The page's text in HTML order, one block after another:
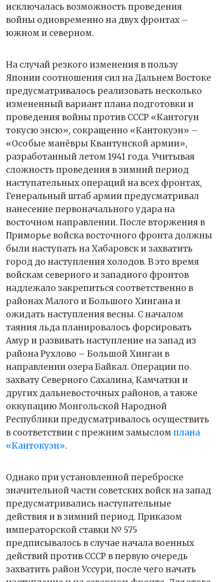
исключалась возможность проведения
войны одновременно на двух фронтах –
южном и северном.
На случай резкого изменения в пользу
Японии соотношения сил на Дальнем Востоке
предусматривалось реализовать несколько
измененный вариант плана подготовки и
проведения войны против СССР «Кантогун
токусю энсю», сокращенно «Кантокуэн» –
«Особые манёвры Квантунской армии»,
разработанный летом 1941 года. Учитывая
сложность проведения в зимний период
наступательных операций на всех фронтах,
Генеральный штаб армии предусматривал
нанесение первоначального удара на
восточном направлении. После вторжения в
Приморье войска восточного фронта должны
были наступать на Хабаровск и захватить
город до наступления холодов. В это время
войскам северного и западного фронтов
надлежало закрепиться соответственно в
районах Малого и Большого Хингана и
ожидать наступления весны. С началом
таяния льда планировалось форсировать
Амур и развивать наступление на запад из
района Рухлово – Большой Хинган в
направлении озера Байкал. Операции по
захвату Северного Сахалина, Камчатки и
других дальневосточных районов, а также
оккупацию Монгольской Народной
Республики предусматривалось осуществить
в соответствии с прежним замысломплана
«Кантокуэн».
Однако при установленной переброске
значительной части советских войск на запад
предусматривались наступательные
действия и в зимний период. Приказом
императорской ставки № 575
предписывалось в случае начала военных
действий против СССР в первую очередь
захватить район Уссури, после чего начать